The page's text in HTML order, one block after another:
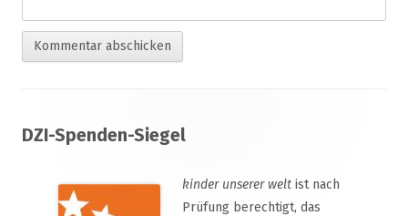
Inhalt
DZI-Spenden-Siegel
kinder unserer welt ist nach
Prüfung berechtigt, das